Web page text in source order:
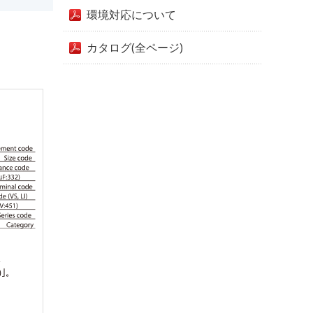
環境対応について
カタログ(全ページ)